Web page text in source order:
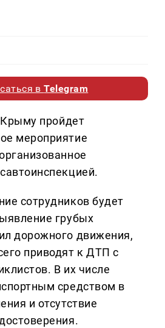
вTelegram
пройдет
мероприятие
сотрудников будет
грубых
дорожного движения,
приводят к ДТП с
В их числе
средством в
и отсутствие